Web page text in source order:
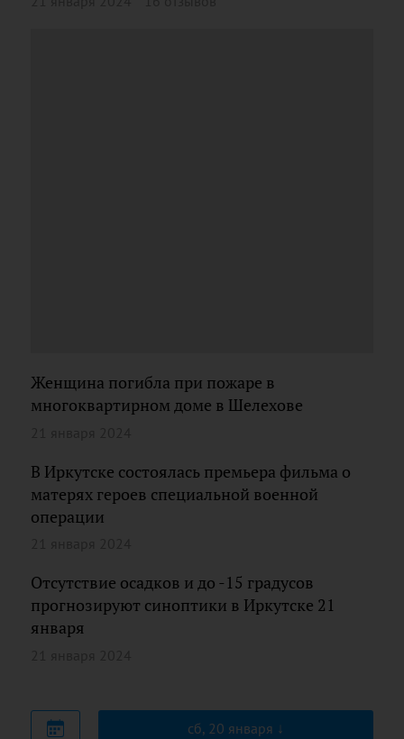
Женщина погибла при пожаре в
многоквартирном доме в Шелехове
В Иркутске состоялась премьера фильма о
матерях героев специальной военной
операции
Отсутствие осадков и до -15 градусов
прогнозируют синоптики в Иркутске 21
января
сб, 20 января